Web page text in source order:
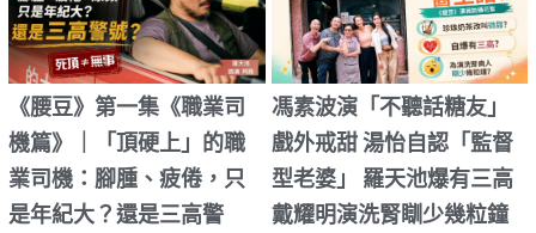
《腰豆》第一集《職業司
機篇》｜「頂硬上」的職
業司機：腳腫、疲倦，只
是年紀大？還是三高警
馮素波演「不聽話糖友」
戲外戒甜 湯怡自認「監督
型老婆」 羅天池爆有三高
戴耀明演洗腎瞓少幾粒鐘